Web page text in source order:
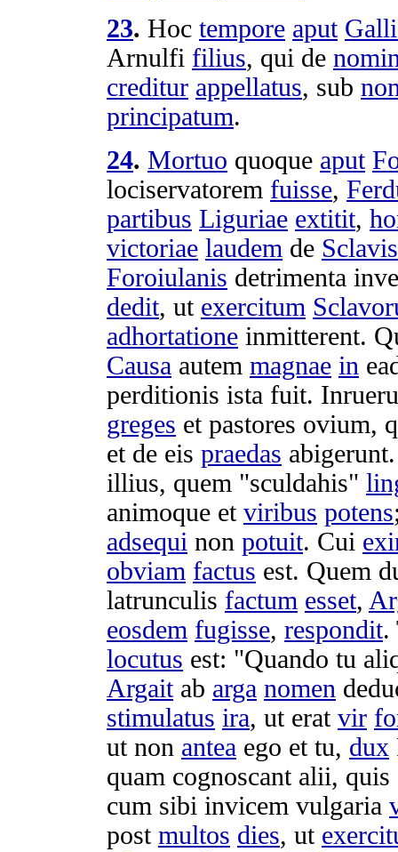
23. Hoc tempore aput
Arnulfi filius, qui de
creditur appellatus, sub
principatum.
24. Mortuo quoque aput
lociservatorem fuisse,
partibus Liguriae extitit,
victoriae laudem de Sclavis
Foroiulanis detrimenta
dedit, ut exercitum
adhortatione inmitterent.
Causa autem magnae in
perditionis ista fuit.
greges et pastores ovium,
et de eis praedas abigerunt
illius, quem "sculdahis"
animoque et viribus potens
adsequi non potuit. Cui
obviam factus est. Quem
latrunculis factum esset,
eosdem fugisse, respondit.
locutus est: "Quando tu
Argaitab arga nomen
stimulatus ira, ut erat vir
ut non antea ego et tu, dux
quam cognoscantalii, quis
cum sibi invicem vulgaria
post multos dies, ut